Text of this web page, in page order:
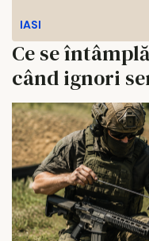
IASI
Ce se
când ignori